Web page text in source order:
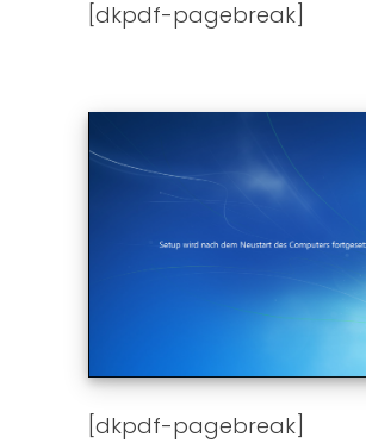
[dkpdf-pagebreak]
[dkpdf-pagebreak]